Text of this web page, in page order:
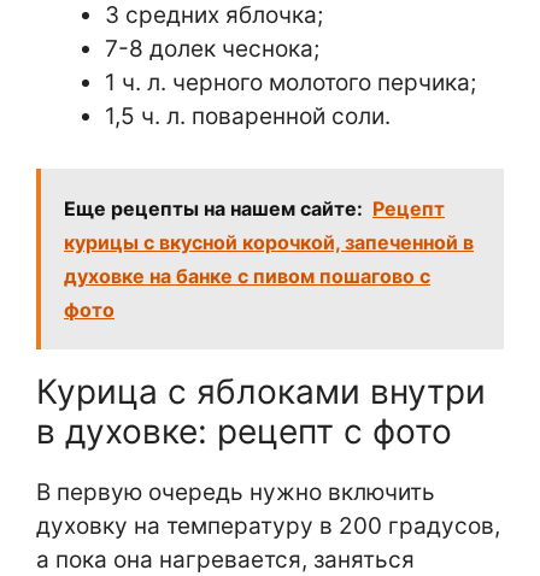
3 средних яблочка;
7-8 долек чеснока;
1 ч. л. черного молотого перчика;
1,5 ч. л. поваренной соли.
Еще рецепты на нашем сайте: Рецепт
курицы с вкусной корочкой, запеченной в
духовке на банке с пивом пошагово с
фото
Курица с яблоками внутри
в духовке: рецепт с фото
В первую очередь нужно включить
духовку на температуру в 200 градусов,
а пока она нагревается, заняться